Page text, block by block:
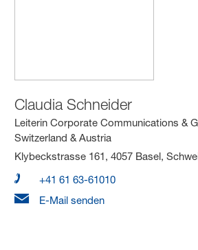
Claudia Schneider
Leiterin Corporate Communications &
Switzerland & Austria
Klybeckstrasse 161, 4057 Basel,
+41 61 63-61010
E-Mail senden